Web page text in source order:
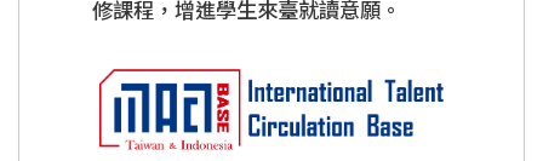
修課程，增進學生來臺就讀意願。